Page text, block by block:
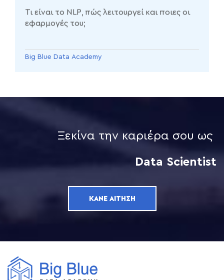
Τι είναι το NLP, πώς λειτουργεί και ποιες οι
εφαρμογές του;
Big Blue Data Academy
Ξεκίνα την καριέρα σου ως
Data Scientist
ΚΆΝΕ ΑΊΤΗΣΗ